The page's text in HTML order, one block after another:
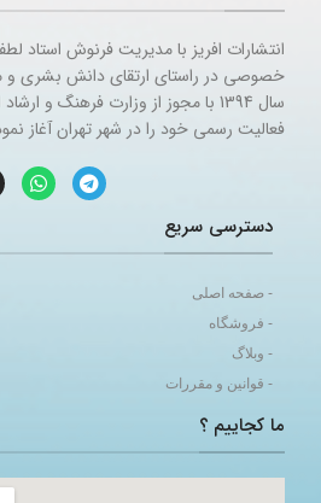
انتشارات افریز با مدیریت فرنوش استاد
خصوصی در راستای ارتقای دانش بشری و
فعالیت رسمی خود را در شهر تهران آغاز
دسترسی سریع
- صفحه اصلی
- فروشگاه
- وبلاگ
- قوانین و مقررات
ما کجاییم ؟